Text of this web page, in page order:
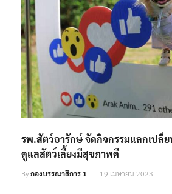
รพ.สัตว์อารักษ์ จัดกิจกรรมแลกเปลี่ย
ดูแลสัตว์เลี้ยงมีสุขภาพดี
Byกองบรรณาธิการ 1 19 เมษายน 2023